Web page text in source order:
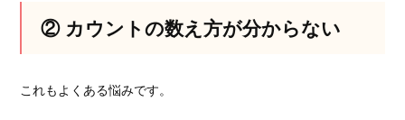
② カウントの数え方が分からない
これもよくある悩みです。